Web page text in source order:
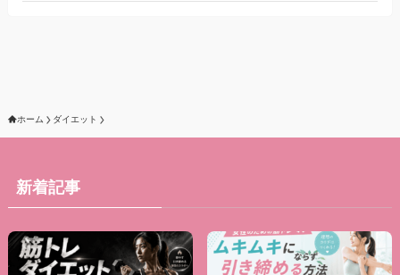
ホーム ダイエット
新着記事